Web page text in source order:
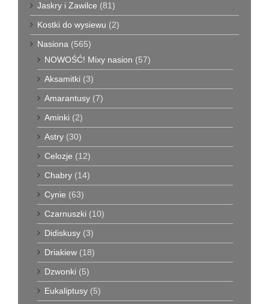
Jaskry i Zawilce (81)
Kostki do wysiewu (2)
Nasiona (565)
NOWOŚĆ! Mixy nasion (57)
Aksamitki (3)
Amarantusy (7)
Aminki (2)
Astry (30)
Celozje (12)
Chabry (14)
Cynie (63)
Czarnuszki (10)
Didiskusy (3)
Driakiew (18)
Dzwonki (5)
Eukaliptusy (5)